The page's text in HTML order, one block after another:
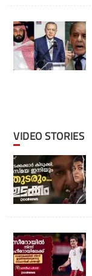
VIDEO STORIES